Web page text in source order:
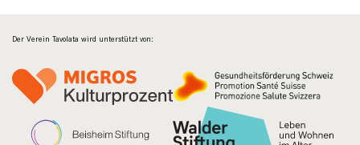
Der Verein Tavolata wird unterstützt von: